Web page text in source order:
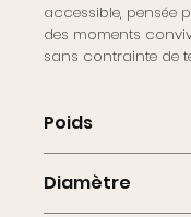
accessible, pensée
des moments
sans contrainte de
Poids
Diamètre